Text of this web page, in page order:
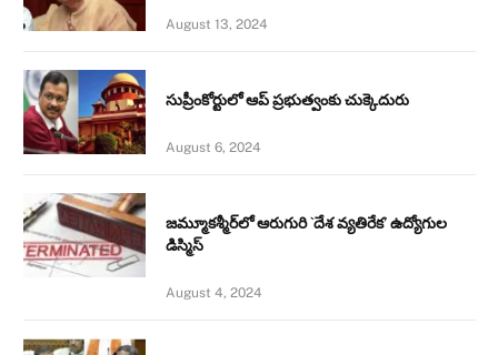
August 13, 2024
సుప్రీంకోర్టులో ఆప్ ప్రభుత్వంకు చుక్కెదురు
August 6, 2024
జమ్మూకశ్మీర్‌లో ఆరుగురి `దేశ వ్యతిరేక’ ఉద్యోగుల
డిస్మిస్‌
August 4, 2024